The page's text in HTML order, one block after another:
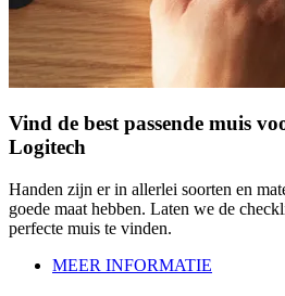
Vind de best passende muis
Logitech
Handen zijn er in allerlei soorten en
goede maat hebben. Laten we de
perfecte muis te vinden.
MEER INFORMATIE